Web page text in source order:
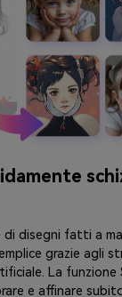
di disegni fatti a
grazie agli
La
e affinare